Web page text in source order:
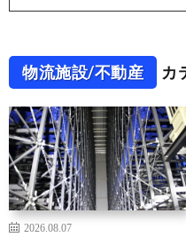
物流施設/不動産 カ
2026.08.07